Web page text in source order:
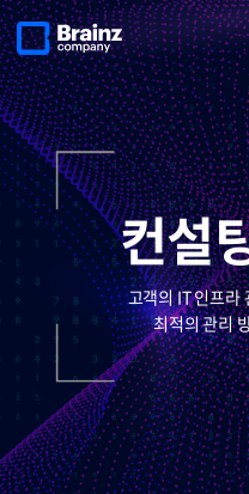
반복영역
건너뛰기
컨설
고객의 IT 인프라
최적의 관리
메인
페이지로
이동